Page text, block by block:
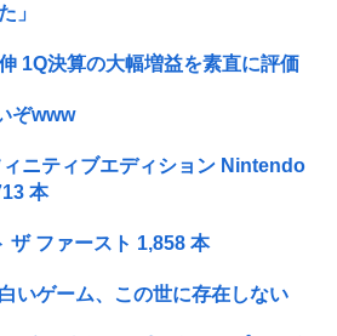
」
1Q決算の大幅増益を素直に評価
ぞwww
ニティブエディション Nintendo
本
ザ ファースト 1,858 本
いゲーム、この世に存在しない